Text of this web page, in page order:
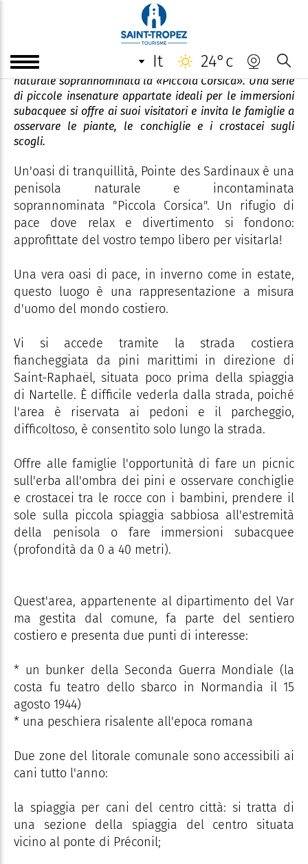
it 24°c
La Pointe des Sardinaux
Luogo di pace, la Pointe des Sardinaux è una penisola
naturale soprannominata la «Piccola Corsica». Una serie
di piccole insenature appartate ideali per le immersioni
subacquee si offre ai suoi visitatori e invita le famiglie a
osservare le piante, le conchiglie e i crostacei sugli
scogli.
Un'oasi di tranquillità, Pointe des Sardinaux è una
penisola naturale e incontaminata
soprannominata "Piccola Corsica". Un rifugio di
pace dove relax e divertimento si fondono:
approfittate del vostro tempo libero per visitarla!
Una vera oasi di pace, in inverno come in estate,
questo luogo è una rappresentazione a misura
d'uomo del mondo costiero.
Vi si accede tramite la strada costiera
fiancheggiata da pini marittimi in direzione di
Saint-Raphaël, situata poco prima della spiaggia
di Nartelle. È difficile vederla dalla strada, poiché
l'area è riservata ai pedoni e il parcheggio,
difficoltoso, è consentito solo lungo la strada.
Offre alle famiglie l'opportunità di fare un picnic
sull'erba all'ombra dei pini e osservare conchiglie
e crostacei tra le rocce con i bambini, prendere il
sole sulla piccola spiaggia sabbiosa all'estremità
della penisola o fare immersioni subacquee
(profondità da 0 a 40 metri).
Quest'area, appartenente al dipartimento del Var
ma gestita dal comune, fa parte del sentiero
costiero e presenta due punti di interesse:
* un bunker della Seconda Guerra Mondiale (la
costa fu teatro dello sbarco in Normandia il 15
agosto 1944)
* una peschiera risalente all'epoca romana
Due zone del litorale comunale sono accessibili ai
cani tutto l'anno:
la spiaggia per cani del centro città: si tratta di
una sezione della spiaggia del centro situata
vicino al ponte di Préconil;